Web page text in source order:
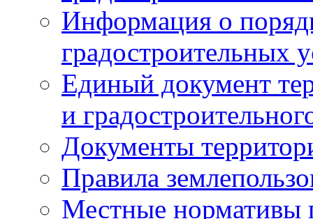
Информация о
градостроительных
Единый документ
и
Документы
Правила
Местные нормативы